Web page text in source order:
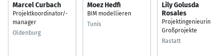
Marcel Curbach
Projektkoordinator/-
manager
Oldenburg
Moez Hedfi
BIM modellieren
Tunis
Lily Golusda
Rosales
Projektingenieurin
Großprojekte
Rastatt